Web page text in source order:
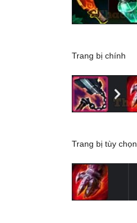
Trang bị chính
Trang bị tùy chọn